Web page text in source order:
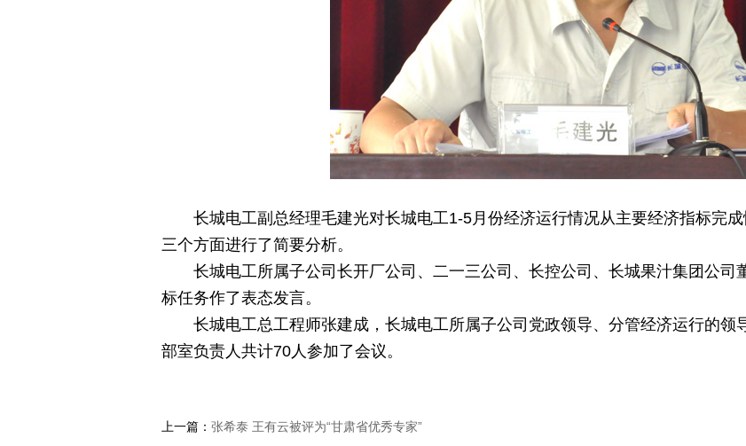
长城电工副总经理毛建光对长城电工1-5月份经济运行情况从主要经济指标完成
三个方面进行了简要分析。
长城电工所属子公司长开厂公司、二一三公司、长控公司、长城果汁集团公司
标任务作了表态发言。
长城电工总工程师张建成，长城电工所属子公司党政领导、分管经济运行的领
部室负责人共计70人参加了会议。
上一篇： 张希泰 王有云被评为“甘肃省优秀专家”